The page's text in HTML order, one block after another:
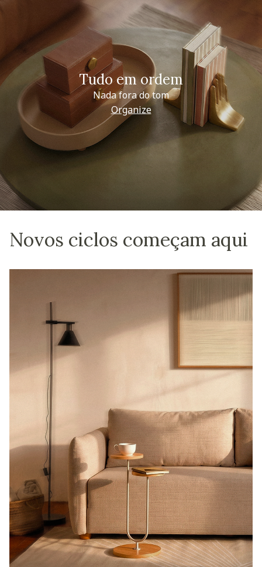
Tudo em ordem
Nada fora do tom
Organize
Novos ciclos começam aqui